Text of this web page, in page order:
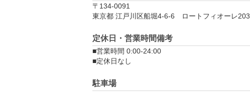
〒134-0091
東京都 江戸川区船堀4-6-6　ロートフィオーレ203
定休日・営業時間備考
■営業時間 0:00-24:00
■定休日なし
駐車場